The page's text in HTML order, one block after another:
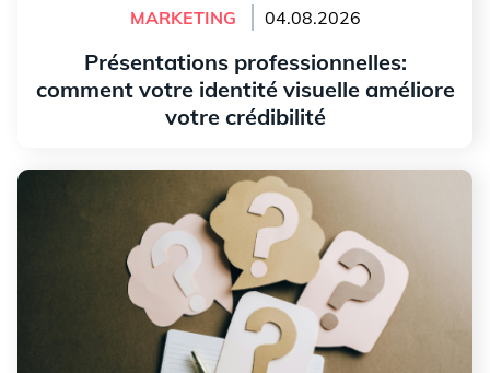
MARKETING 04.08.2026
Présentations professionnelles:
comment votre identité visuelle améliore
votre crédibilité
7 questions à vous poser avant de créer le logo de
votre entreprise